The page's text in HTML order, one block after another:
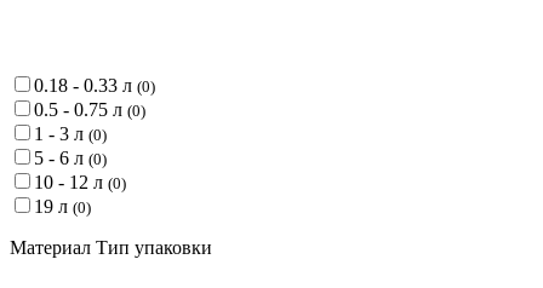
0.18 - 0.33 л (0)
0.5 - 0.75 л (0)
1 - 3 л (0)
5 - 6 л (0)
10 - 12 л (0)
19 л (0)
Материал Тип упаковки